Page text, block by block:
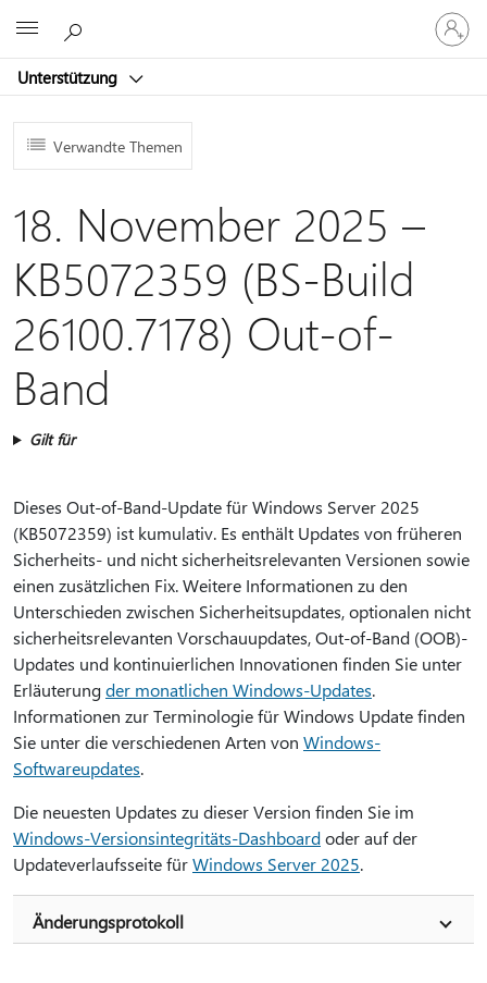
Unterstützung
Bei
Ihrem
Konto
Verwandte Themen
18. November 2025 –
KB5072359 (BS-Build
26100.7178) Out-of-
Band
Gilt für
Dieses Out-of-Band-Update für Windows Server 2025
(KB5072359) ist kumulativ. Es enthält Updates von früheren
Sicherheits- und nicht sicherheitsrelevanten Versionen sowie
einen zusätzlichen Fix. Weitere Informationen zu den
Unterschieden zwischen Sicherheitsupdates, optionalen nicht
sicherheitsrelevanten Vorschauupdates, Out-of-Band (OOB)-
Updates und kontinuierlichen Innovationen finden Sie unter
Erläuterungder monatlichen Windows-Updates.
Informationen zur Terminologie für Windows Update finden
Sie unter die verschiedenen Arten von Windows-
Softwareupdates.
Die neuesten Updates zu dieser Version finden Sie im
Windows-Versionsintegritäts-Dashboardoder auf der
Updateverlaufsseite fürWindows Server 2025.
Änderungsprotokoll